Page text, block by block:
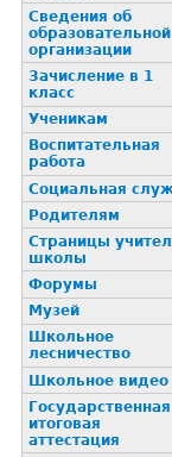
Сведения об
образовательной
организации
Зачисление в 1
класс
Ученикам
Воспитательная
работа
Социальная
Родителям
Страницы
школы
Форумы
Музей
Школьное
лесничество
Школьное видео
Государственная
итоговая
аттестация